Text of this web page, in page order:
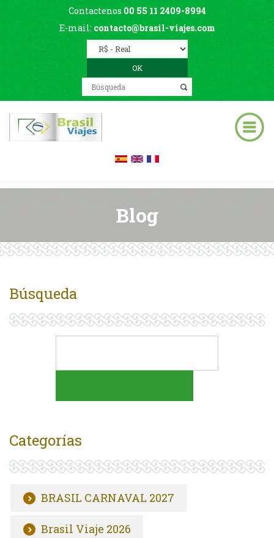
Contactenos 00 55 11 2409-8994
E-mail: contacto@brasil-viajes.com
Blog
Búsqueda
Categorías
BRASIL CARNAVAL 2027
Brasil Viaje 2026